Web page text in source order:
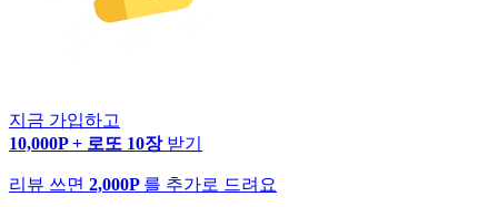
지금 가입하고
10,000P + 로또 10장 받기
리뷰 쓰면 2,000P 를 추가로 드려요